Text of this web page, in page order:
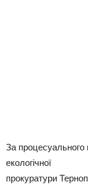
За процесуального
екологічної
прокуратури